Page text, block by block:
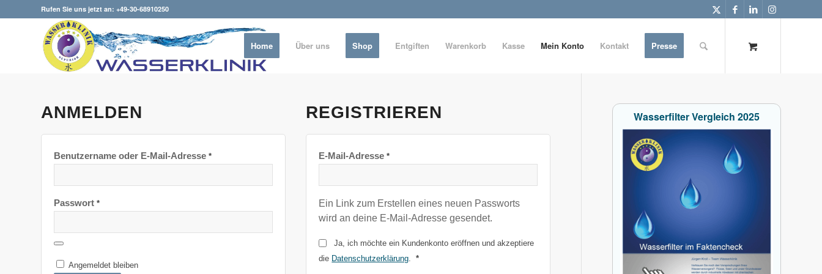
Rufen Sie uns jetzt an: +49-30-68910250
Home Über uns Shop Entgiften Warenkorb Kasse Mein Konto Kontakt Presse
ANMELDEN
Benutzername oder E-Mail-Adresse *
Passwort *
Angemeldet bleiben
REGISTRIEREN
E-Mail-Adresse*
Ein Link zum Erstellen eines neuen Passworts
wird an deine E-Mail-Adresse gesendet.
Ja, ich möchte ein Kundenkonto eröffnen und akzeptiere
die Datenschutzerklärung. *
Wasserfilter Vergleich 2025